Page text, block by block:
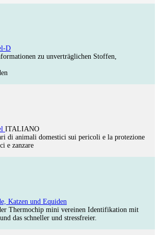
D
zu unverträglichen Stoffen,
ITALIANO
di animali domestici sui pericoli e la protezione
e zanzare
Katzen und Equiden
Thermochip mini vereinen Identifikation mit
das schneller und stressfreier.